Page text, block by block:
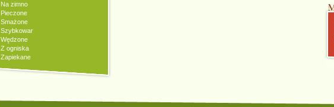
Na zimno
Pieczone
Smażone
Szybkowar
Wędzone
Z ogniska
Zapiekane